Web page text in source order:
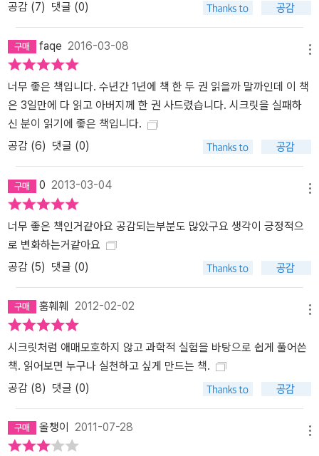
공감 (7) 댓글 (0)
faqe 2016-03-08
너무 좋은 책입니다. 수년간 1년에 책 한 두 권 읽을까 말까인데 이 책
은 3일만에 다 읽고 아버지께 한 권 사드렸습니다. 시크릿을 실패하
신 분이 읽기에 좋은 책입니다.
공감 (6) 댓글 (0)
0 2013-03-04
너무 좋은 책인거같아요 공감되는부분도 많았구요 생각이 긍정적으
로 변화하는거같아요
공감 (5) 댓글 (0)
훔훼훼 2012-02-02
시크릿처럼 애매모호하지 않고 과학적 실험을 바탕으로 쉽게 풀어쓴
책. 읽어보면 누구나 실천하고 싶게 만드는 책.
공감 (8) 댓글 (0)
올챙이 2011-07-28